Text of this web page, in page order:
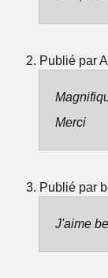
Publié par
Merci
Publié par
J'aime